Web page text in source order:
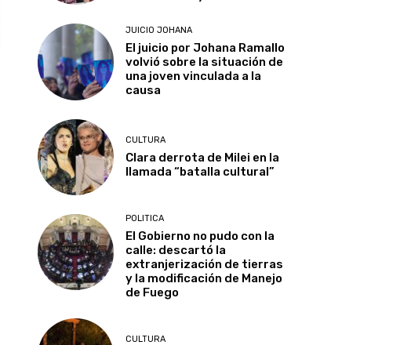
JUICIO JOHANA
El juicio por Johana Ramallo
volvió sobre la situación de
una joven vinculada a la
causa
CULTURA
Clara derrota de Milei en la
llamada “batalla cultural”
POLITICA
El Gobierno no pudo con la
calle: descartó la
extranjerización de tierras
y la modificación de Manejo
de Fuego
CULTURA